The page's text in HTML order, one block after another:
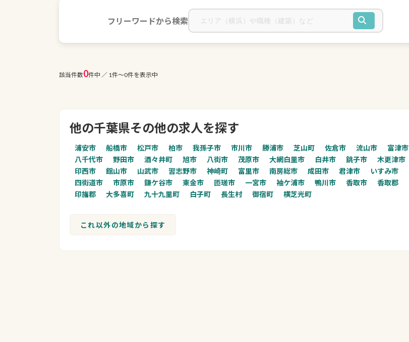
フリーワードから検索
該当件数0件中 ／ 1件〜0件を表示中
他の千葉県その他の求人を探す
浦安市 船橋市 松戸市 柏市 我孫子市 市川市 勝浦市 芝山町 佐倉市 流山市
富津市
八千代市
野田市 酒々井町 旭市 八街市 茂原市 大網白里市 白井市 銚子市
木更津市
印西市
館山市 山武市 習志野市 神崎町 富里市 南房総市 成田市 君津市
いすみ市
四街道市
市原市 鎌ケ谷市 東金市 匝瑳市 一宮市 袖ケ浦市 鴨川市 香取市
香取郡
印旛郡
大多喜町 九十九里町 白子町 長生村 御宿町 横芝光町
これ以外の地域から探す